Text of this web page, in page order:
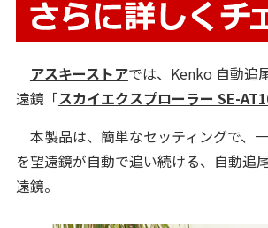
アスキーストアでは、Kenko 自動追
遠鏡「スカイエクスプローラー SE-
本製品は、簡単なセッティングで、
を望遠鏡が自動で追い続ける、自動追
遠鏡。